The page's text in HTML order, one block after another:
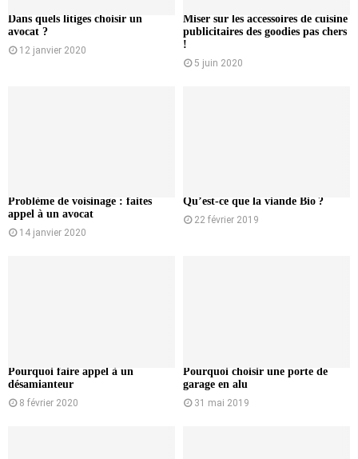
Dans quels litiges choisir un
avocat ?
12 janvier 2020
Miser sur les accessoires de cuisine
publicitaires des goodies pas chers
!
5 juin 2020
Problème de voisinage : faites
appel à un avocat
14 janvier 2020
Qu’est-ce que la viande Bio ?
22 février 2019
Pourquoi faire appel à un
désamianteur
8 février 2020
Pourquoi choisir une porte de
garage en alu
31 mai 2019